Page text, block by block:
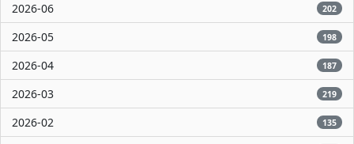
2026-06 202
2026-05 198
2026-04 187
2026-03 219
2026-02 135